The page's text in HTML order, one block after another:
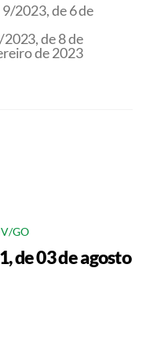
2023, de 6 de
de 8 de
de 2023
GO
de 03 de agosto